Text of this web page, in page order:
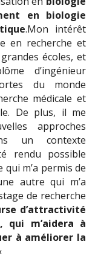
en biologie
.Mon intérêt
en recherche et
écoles, et
d’ingénieur
du monde
médicale et
De plus, il me
approches
un contexte
rendu possible
m’a permis de
autre qui m’a
de recherche
d’attractivité
qui m’aidera à
à améliorer la